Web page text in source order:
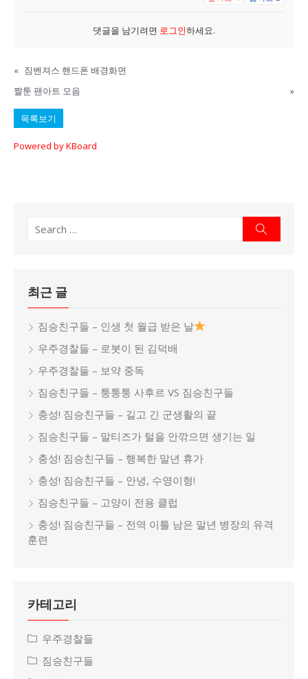
댓글을 남기려면 로그인하세요.
« 짐벤져스 핸드폰 배경화면
짤툰 팬아트 모음
»
목록보기
Powered by KBoard
Search
최근 글
짐승친구들 – 인생 첫 월급 받은 날
우주경찰들 – 로봇이 된 김덕배
우주경찰들 – 보약 중독
짐승친구들 – 퉁퉁퉁 사후르 VS 짐승친구들
충성! 짐승친구들 – 길고 긴 군생활의 끝
짐승친구들 – 말티즈가 털을 안깎으면 생기는 일
충성! 짐승친구들 – 행복한 말년 휴가
충성! 짐승친구들 – 안녕, 수영이형!
짐승친구들 – 고양이 전용 클럽
충성! 짐승친구들 – 전역 이틀 남은 말년 병장의 유격
훈련
카테고리
우주경찰들
짐승친구들